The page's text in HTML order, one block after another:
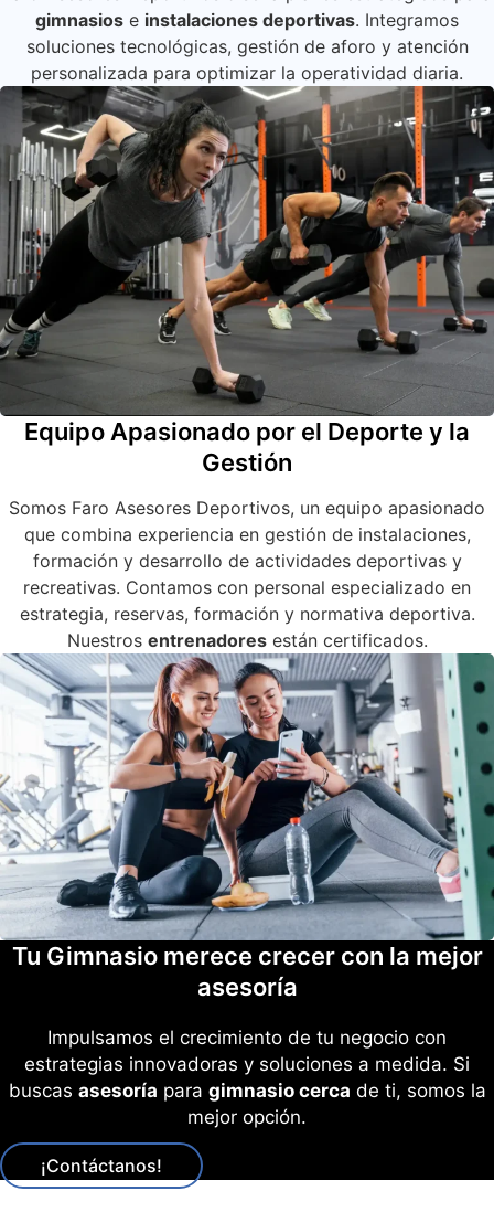
gimnasios e instalaciones deportivas. Integramos
soluciones tecnológicas, gestión de aforo y atención
personalizada para optimizar la operatividad diaria.
Equipo Apasionado por el Deporte y la
Gestión
Somos Faro Asesores Deportivos, un equipo apasionado
que combina experiencia en gestión de instalaciones,
formación y desarrollo de actividades deportivas y
recreativas. Contamos con personal especializado en
estrategia, reservas, formación y normativa deportiva.
Nuestros entrenadoresestán certificados.
Tu Gimnasio merece crecer con la mejor
asesoría
Impulsamos el crecimiento de tu negocio con
estrategias innovadoras y soluciones a medida. Si
buscas asesoría para gimnasio cerca de ti, somos la
mejor opción.
¡Contáctanos!